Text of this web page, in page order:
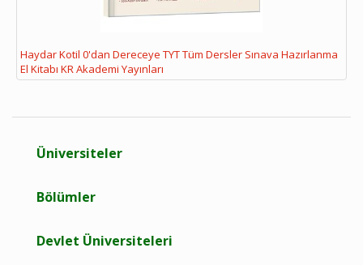
Haydar Kotil 0'dan Dereceye TYT Tüm Dersler Sınava Hazırlanma
El Kitabı KR Akademi Yayınları
Üniversiteler
Bölümler
Devlet Üniversiteleri